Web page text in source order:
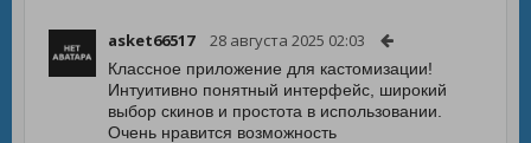
asket66517 28 августа 2025 02:03
Классное приложение для кастомизации!
Интуитивно понятный интерфейс, широкий
выбор скинов и простота в использовании.
Очень нравится возможность